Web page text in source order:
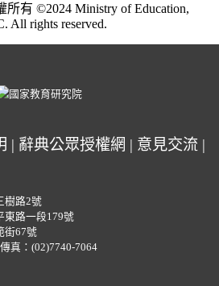
有 ©2024 Ministry of Education,
All rights reserved.
| 辭典公眾授權網 | 意見交流 |
樹路2號
東路一段179號
街67號
傳真：(02)7740-7064